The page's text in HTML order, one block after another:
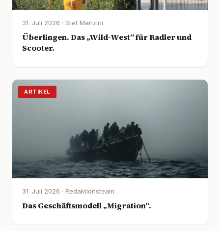
31. Juli 2026 · Stef Manzini
Überlingen. Das „Wild-West“ für Radler und
Scooter.
ARTIKEL
31. Juli 2026 · Redaktionsteam
Das Geschäftsmodell „Migration“.